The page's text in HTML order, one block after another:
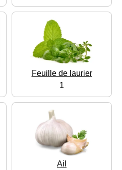
Feuille de laurier
1
Ail